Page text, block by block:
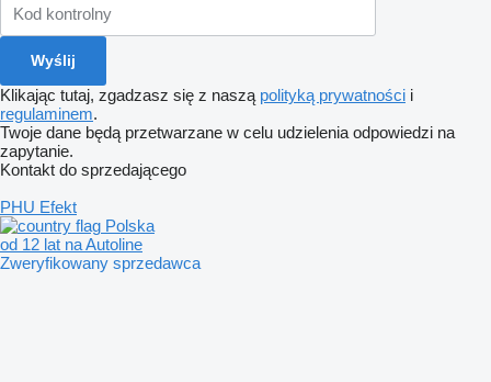
Klikając tutaj, zgadzasz się z naszą polityką prywatności i
regulaminem.
Twoje dane będą przetwarzane w celu udzielenia odpowiedzi na
zapytanie.
Kontakt do sprzedającego
PHU Efekt
Polska
od 12 lat na Autoline
Zweryfikowany sprzedawca